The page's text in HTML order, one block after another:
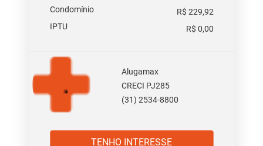
Condomínio
R$ 229,92
IPTU
R$ 0,00
Alugamax
CRECI PJ285
(31) 2534-8800
TENHO INTERESSE